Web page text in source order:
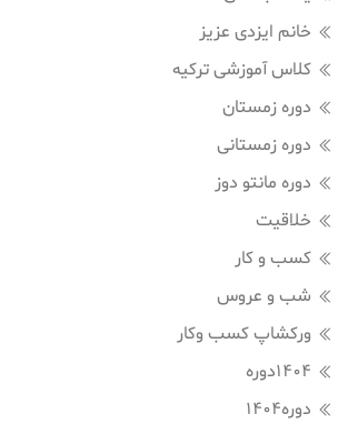
خانم ایزدی عزیز
کلاس آموزشی ترکیه
دوره زمستان
دوره زمستانی
دوره مانتو دوز
خلاقیت
کسب و کار
شب و عروس
ورکشاپ کسب وکار
1404دوره
دوره1404